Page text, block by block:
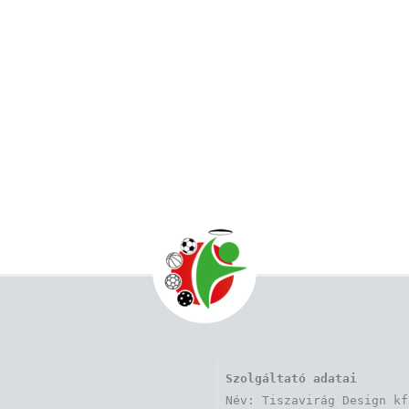
Szolgáltató adatai
Név: Tiszavirág Design